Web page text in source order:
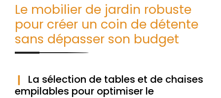
Le mobilier de jardin robuste
pour créer un coin de détente
sans dépasser son budget
La sélection de tables et de chaises
empilables pour optimiser le